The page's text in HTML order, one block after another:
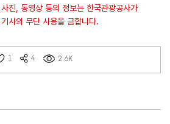
진, 동영상 등의 정보는 한국관광공사가
사의 무단 사용을 금합니다.
1 4 2.6K